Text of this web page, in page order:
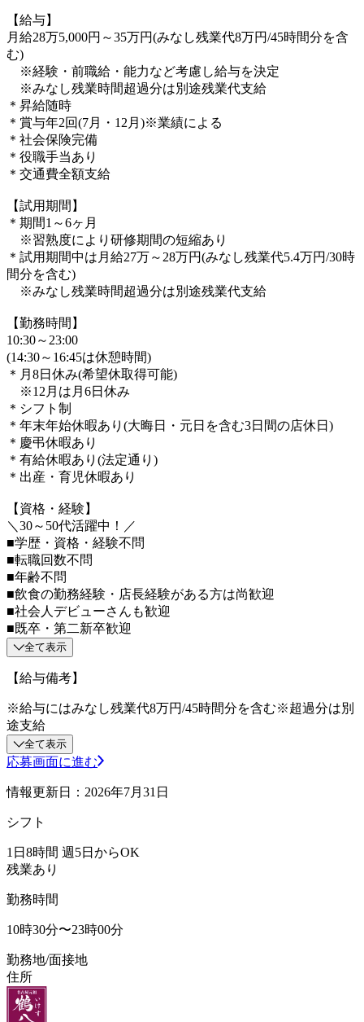
【給与】
月給28万5,000円～35万円(みなし残業代8万円/45時間分を含
む)
※経験・前職給・能力など考慮し給与を決定
※みなし残業時間超過分は別途残業代支給
＊昇給随時
＊賞与年2回(7月・12月)※業績による
＊社会保険完備
＊役職手当あり
＊交通費全額支給
【試用期間】
＊期間1～6ヶ月
※習熟度により研修期間の短縮あり
＊試用期間中は月給27万～28万円(みなし残業代5.4万円/30時
間分を含む)
※みなし残業時間超過分は別途残業代支給
【勤務時間】
10:30～23:00
(14:30～16:45は休憩時間)
＊月8日休み(希望休取得可能)
※12月は月6日休み
＊シフト制
＊年末年始休暇あり(大晦日・元日を含む3日間の店休日)
＊慶弔休暇あり
＊有給休暇あり(法定通り)
＊出産・育児休暇あり
【資格・経験】
＼30～50代活躍中！／
■学歴・資格・経験不問
■転職回数不問
■年齢不問
■飲食の勤務経験・店長経験がある方は尚歓迎
■社会人デビューさんも歓迎
■既卒・第二新卒歓迎
全て表示
【給与備考】
※給与にはみなし残業代8万円/45時間分を含む※超過分は別
途支給
全て表示
応募画面に進む
情報更新日：2026年7月31日
シフト
1日8時間 週5日からOK
残業あり
勤務時間
10時30分〜23時00分
勤務地/面接地
住所